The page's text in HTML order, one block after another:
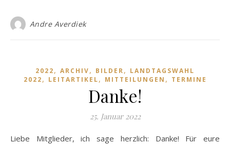
Andre Averdiek
2022, ARCHIV, BILDER, LANDTAGSWAHL
2022, LEITARTIKEL, MITTEILUNGEN , TERMINE
Danke!
25. Januar 2022
Liebe Mitglieder, ich sage herzlich: Danke! Für eure